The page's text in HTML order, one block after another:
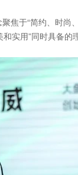
焦于“简约、时尚
实用”同时具备